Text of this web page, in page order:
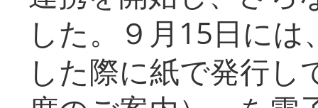
した。９月15日に
した際に紙で発行し